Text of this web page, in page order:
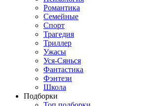
Романтика
Семейные
Спорт
Трагедия
Триллер
Ужасы
Уся-Сянься
Фантастика
Фэнтези
Школа
Подборки